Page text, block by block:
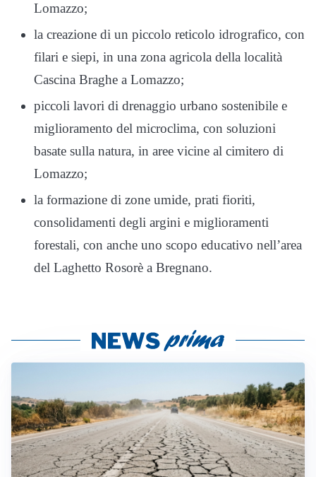
Lomazzo;
la creazione di un piccolo reticolo idrografico, con
filari e siepi, in una zona agricola della località
Cascina Braghe a Lomazzo;
piccoli lavori di drenaggio urbano sostenibile e
miglioramento del microclima, con soluzioni
basate sulla natura, in aree vicine al cimitero di
Lomazzo;
la formazione di zone umide, prati fioriti,
consolidamenti degli argini e miglioramenti
forestali, con anche uno scopo educativo nell’area
del Laghetto Rosorè a Bregnano.